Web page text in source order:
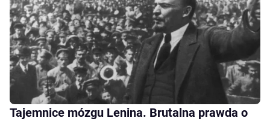
Tajemnice mózgu Lenina. Brutalna prawda o